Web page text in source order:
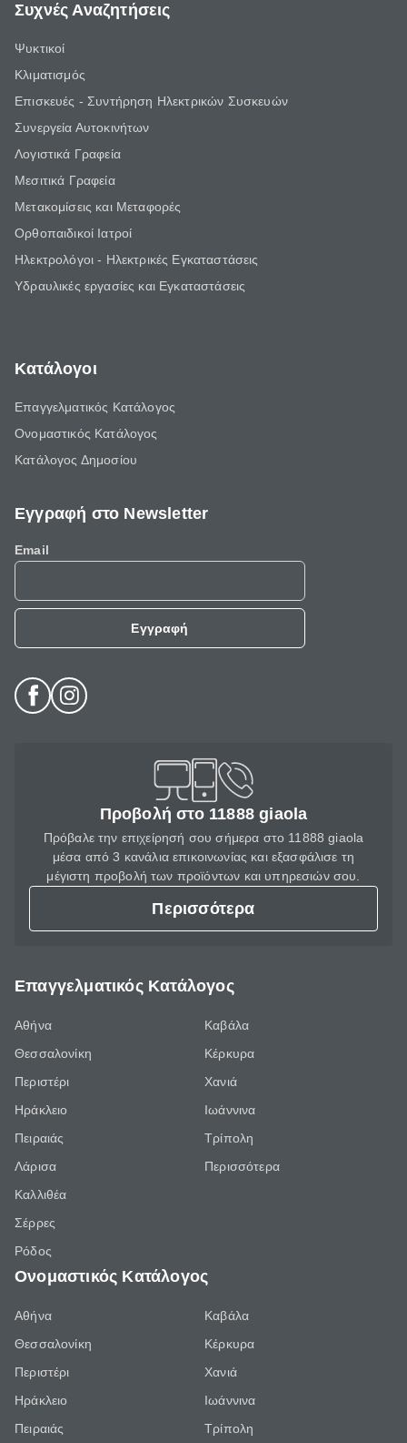
Συχνές Αναζητήσεις
Ψυκτικοί
Κλιματισμός
Επισκευές - Συντήρηση Ηλεκτρικών Συσκευών
Συνεργεία Αυτοκινήτων
Λογιστικά Γραφεία
Μεσιτικά Γραφεία
Μετακομίσεις και Μεταφορές
Ορθοπαιδικοί Ιατροί
Ηλεκτρολόγοι - Ηλεκτρικές Εγκαταστάσεις
Υδραυλικές εργασίες και Εγκαταστάσεις
Κατάλογοι
Επαγγελματικός Κατάλογος
Ονομαστικός Κατάλογος
Κατάλογος Δημοσίου
Εγγραφή στο Newsletter
Email
Εγγραφή
Προβολή στο 11888 giaola
Πρόβαλε την επιχείρησή σου σήμερα στο 11888 giaola
μέσα από 3 κανάλια επικοινωνίας και εξασφάλισε τη
μέγιστη προβολή των προϊόντων και υπηρεσιών σου.
Περισσότερα
Επαγγελματικός Κατάλογος
Αθήνα
Θεσσαλονίκη
Περιστέρι
Ηράκλειο
Πειραιάς
Λάρισα
Καλλιθέα
Σέρρες
Ρόδος
Καβάλα
Κέρκυρα
Χανιά
Ιωάννινα
Τρίπολη
Περισσότερα
Ονομαστικός Κατάλογος
Αθήνα
Θεσσαλονίκη
Περιστέρι
Ηράκλειο
Πειραιάς
Καβάλα
Κέρκυρα
Χανιά
Ιωάννινα
Τρίπολη